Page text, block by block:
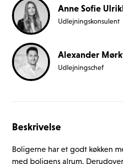
Anne Sofie
Udlejningskonsulent
Alexander
Udlejningschef
Beskrivelse
Boligerne har et godt køkken
med boligens alrum.